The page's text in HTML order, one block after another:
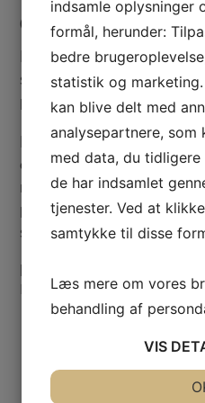
Gode resultater i et
Med en nystartet
sagens natur starte helt
placeringer googles
Derfor henvendte vi os til
os til at få de gode
marked, hvor der er hård
platforme herunder især
søgemaskinerne.
Mikkel Krohne-Sørensen
Partner, marketing &
indsamle oplysninger
formål, herunder:
bedre
statistik og
kan blive delt med
analysepartnere, som
med data, du
de har indsamlet
tjenester. Ved at
samtykke til disse
Læs mere om vores
behandling af
VIS